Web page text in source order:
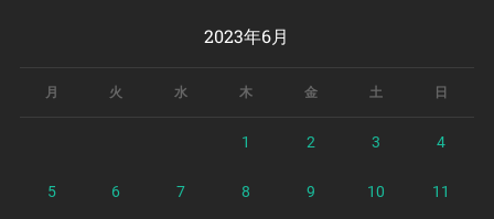
2023年6月
月 火 水 木 金 土 日
1 2 3 4
5 6 7 8 9 10 11